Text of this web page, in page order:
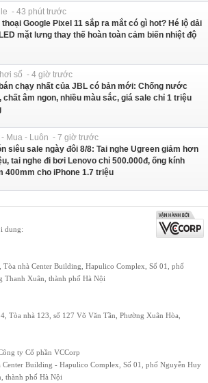
- 43 phút trước
Google Pixel 11 sắp ra mắt có gì hot? Hé lộ dải
mặt lưng thay thế hoàn toàn cảm biến nhiệt độ
số - 4 giờ trước
chạy nhất của JBL có bản mới: Chống nước
chất âm ngon, nhiều màu sắc, giá sale chỉ 1 triệu
- Mua - Luôn - 7 giờ trước
siêu sale ngày đôi 8/8: Tai nghe Ugreen giảm hơn
tai nghe đi bơi Lenovo chỉ 500.000đ, ống kính
400mm cho iPhone 1.7 triệu
dung:
Tòa nhà Center Building, Hapulico Complex, Số 01, phố
Thanh Xuân, thành phố Hà Nội
Tòa nhà 123, số 127 Võ Văn Tần, Phường Xuân Hòa,
ty Cổ phần VCCorp
Center Building - Hapulico Complex, Số 01, phố Nguyễn Huy
thành phố Hà Nội